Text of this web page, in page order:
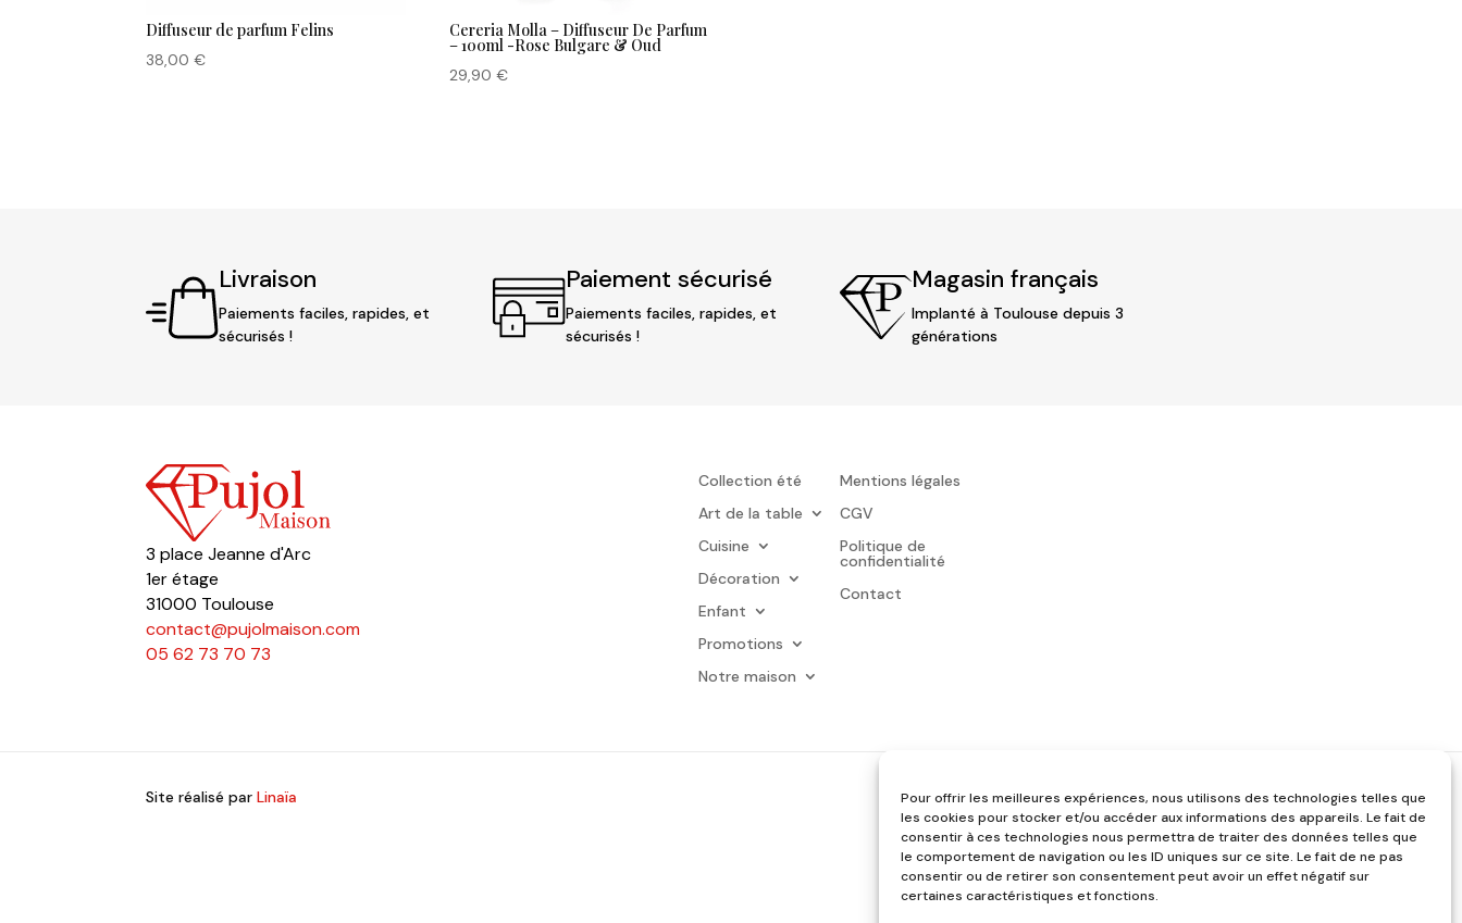
Pour offrir les meilleures expériences, nous utilisons des technologies telles que
les cookies pour stocker et/ou accéder aux informations des appareils. Le fait de
consentir à ces technologies nous permettra de traiter des données telles que
le comportement de navigation ou les ID uniques sur ce site. Le fait de ne pas
consentir ou de retirer son consentement peut avoir un effet négatif sur
certaines caractéristiques et fonctions.
Diffuseur de parfum Felins
38,00€
Cereria Molla – Diffuseur De Parfum
– 100ml -Rose Bulgare & Oud
29,90€
Livraison
Paiements faciles, rapides, et
sécurisés !
Paiement sécurisé
Paiements faciles, rapides, et
sécurisés !
Magasin français
Implanté à Toulouse depuis 3
générations
3 place Jeanne d'Arc
1er étage
31000 Toulouse
contact@pujolmaison.com
05 62 73 70 73
Collection été
Art de la table
Cuisine
Décoration
Enfant
Promotions
Notre maison
Mentions légales
CGV
Politique de
confidentialité
Contact
Site réalisé parLinaïa